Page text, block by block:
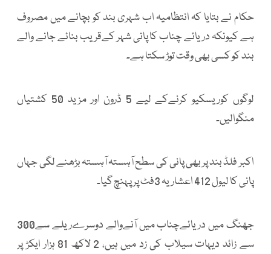
حکام نے بتایا کہ انتظامیہ اب شہری بند کو بچانے میں مصروف
ہے کیونکہ دریائے چناب کا پانی شہر کےقریب بنائے جانے والے
بند کو کسی بھی وقت توڑ سکتا ہے۔
لوگوں کوریسکیو کرنےکے لیے 5 ڈرون اور مزید 50 کشتیاں
منگوالیں۔
اکبر فلڈ بند پر بھی پانی کی سطح آہستہ آہستہ بڑھنے لگی جہاں
پانی کا لیول 412 اعشاریہ 3فٹ پر پہنچ گیا۔
جھنگ میں دریائےچناب میں آنےوالے دوسرےریلے سے300
سے زائد دیہات سیلاب کی زد میں ہیں، 2 لاکھ 81 ہزار ایکڑ پر